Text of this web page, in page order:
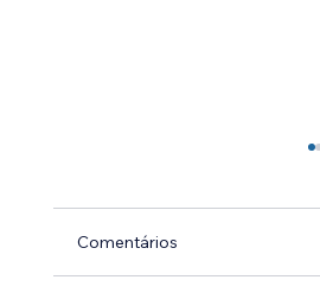
Comentários